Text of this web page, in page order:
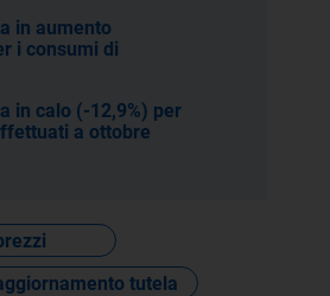
in aumento
i consumi di
in calo (-12,9%) per
a ottobre
tutela